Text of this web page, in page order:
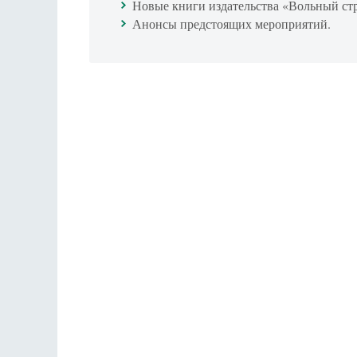
Новые книги издательства «Вольный
Анонсы предстоящих мероприятий.